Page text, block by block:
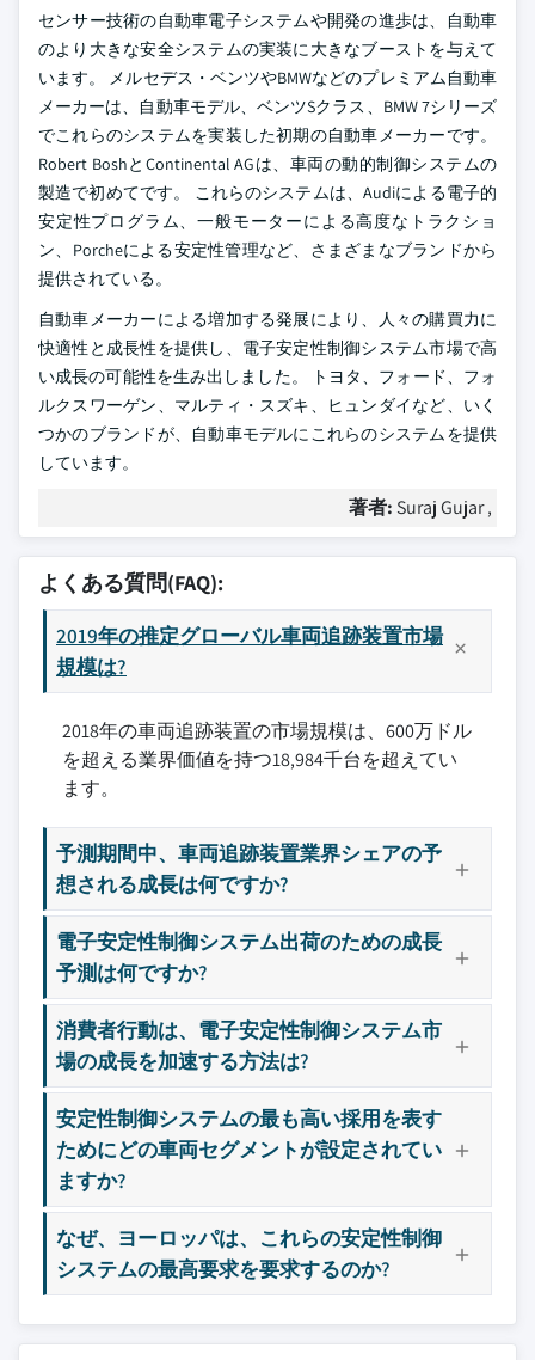
センサー技術の自動車電子システムや開発の進歩は、自動車
のより大きな安全システムの実装に大きなブーストを与えて
います。 メルセデス・ベンツやBMWなどのプレミアム自動車
メーカーは、自動車モデル、ベンツSクラス、BMW 7シリーズ
でこれらのシステムを実装した初期の自動車メーカーです。
Robert BoshとContinental AGは、車両の動的制御システムの
製造で初めてです。 これらのシステムは、Audiによる電子的
安定性プログラム、一般モーターによる高度なトラクショ
ン、Porcheによる安定性管理など、さまざまなブランドから
提供されている。
自動車メーカーによる増加する発展により、人々の購買力に
快適性と成長性を提供し、電子安定性制御システム市場で高
い成長の可能性を生み出しました。 トヨタ、フォード、フォ
ルクスワーゲン、マルティ・スズキ、ヒュンダイなど、いく
つかのブランドが、自動車モデルにこれらのシステムを提供
しています。
著者: Suraj Gujar ,
よくある質問(FAQ):
2019年の推定グローバル車両追跡装置市場
規模は?
2018年の車両追跡装置の市場規模は、600万ドル
を超える業界価値を持つ18,984千台を超えてい
ます。
予測期間中、車両追跡装置業界シェアの予
想される成長は何ですか?
電子安定性制御システム出荷のための成長
予測は何ですか?
消費者行動は、電子安定性制御システム市
場の成長を加速する方法は?
安定性制御システムの最も高い採用を表す
ためにどの車両セグメントが設定されてい
ますか?
なぜ、ヨーロッパは、これらの安定性制御
システムの最高要求を要求するのか?